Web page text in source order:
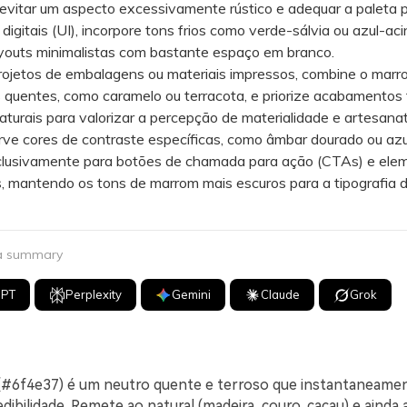
um aspecto excessivamente rústico e adequar a paleta
(UI), incorpore tons frios como verde-sálvia ou azul-
minimalistas com bastante espaço em branco.
de embalagens ou materiais impressos, combine o
como caramelo ou terracota, e priorize acabamentos
para valorizar a percepção de materialidade e
cores de contraste específicas, como âmbar dourado ou
para botões de chamada para ação (CTAs) e
mantendo os tons de marrom mais escuros para a tipografia
summary
Perplexity Gemini Claude Grok
é um neutro quente e terroso que